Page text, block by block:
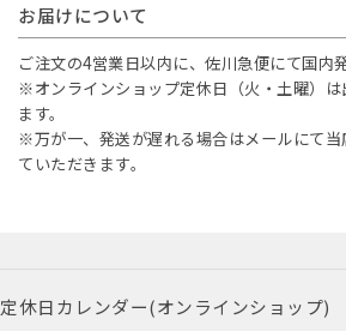
お届けについて
ご注文の4営業日以内に、佐川急便にて国内
※オンラインショップ定休日（火・土曜）
ます。
※万が一、発送が遅れる場合はメールにて当
ていただきます。
定休日カレンダー(オンラインショップ)